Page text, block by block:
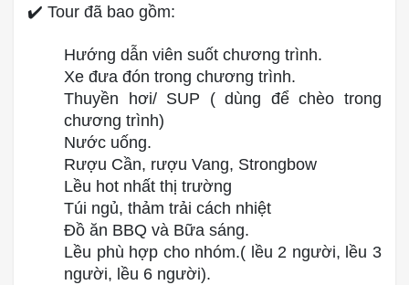
✔️ Tour đã bao gồm:
Hướng dẫn viên suốt chương trình.
Xe đưa đón trong chương trình.
Thuyền hơi/ SUP ( dùng để chèo trong
chương trình)
Nước uống.
Rượu Cần, rượu Vang, Strongbow
Lều hot nhất thị trường
Túi ngủ, thảm trải cách nhiệt
Đồ ăn BBQ và Bữa sáng.
Lều phù hợp cho nhóm.( lều 2 người, lều 3
người, lều 6 người).